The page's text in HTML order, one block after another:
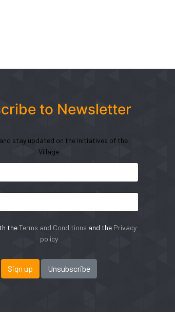
to Newsletter
stay updated on the initiatives of the
Village
theTerms and Conditions and the Privacy
policy